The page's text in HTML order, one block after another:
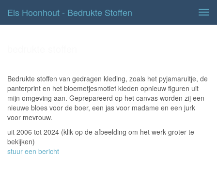
Els Hoonhout - Bedrukte Stoffen
Bedrukte stoffen van gedragen kleding, zoals het pyjamaruitje, de
panterprint en het bloemetjesmotief kleden opnieuw figuren uit
mijn omgeving aan. Geprepareerd op het canvas worden zij een
nieuwe bloes voor de boer, een jas voor madame en een jurk
voor mevrouw.
uit 2006 tot 2024 (klik op de afbeelding om het werk groter te
bekijken)
stuur een bericht